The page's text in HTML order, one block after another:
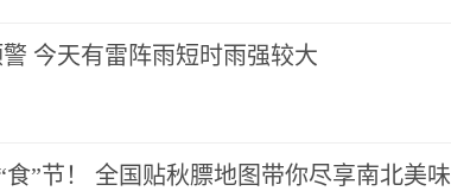
今天有雷阵雨短时雨强较大
食”节！ 全国贴秋膘地图带你尽享南北美味